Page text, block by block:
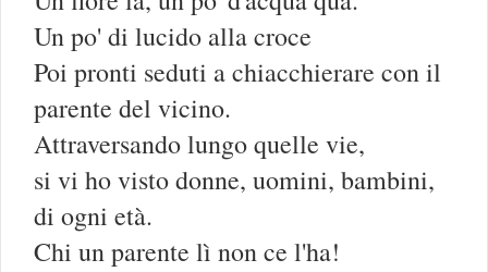
Un po' di lucido alla croce
Poi pronti seduti a chiacchierare con il
parente del vicino.
Attraversando lungo quelle vie,
si vi ho visto donne, uomini, bambini,
di ogni età.
Chi un parente lì non ce l'ha!